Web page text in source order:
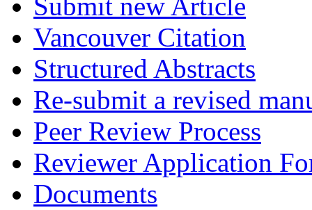
Submit new Article
Vancouver Citation
Structured Abstracts
Re-submit a revised
Peer Review Process
Reviewer Application
Documents